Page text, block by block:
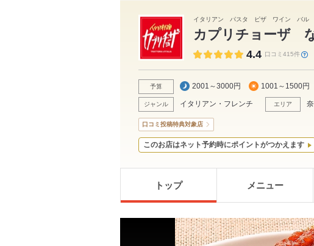
イタリアン パスタ ピザ ワイン バル
カプリチョーザ
4.4 口コミ415件
予算 2001～3000円 1001～1500円
ジャンル イタリアン・フレンチ エリア
口コミ投稿特典対象店
このお店はネット予約時にポイントがつかえます
トップ メニュー